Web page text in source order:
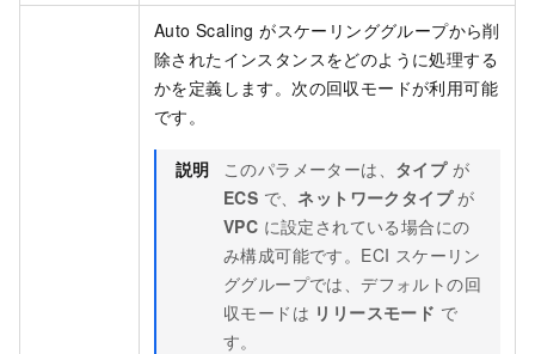
Auto Scaling がスケーリンググループから削
除されたインスタンスをどのように処理する
かを定義します。次の回収モードが利用可能
です。
説明 このパラメーターは、 タイプが
ECS で、ネットワークタイプが
VPC に設定されている場合にの
み構成可能です。ECI スケーリン
ググループでは、デフォルトの回
収モードは リリースモード で
す。